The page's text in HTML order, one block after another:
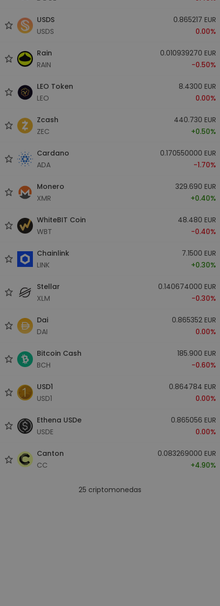
USDS
USDS
0.865217 EUR
0.00%
Rain
RAIN
0.010939270 EUR
-0.50%
LEO Token
LEO
8.4300 EUR
0.00%
Zcash
ZEC
440.730 EUR
+0.50%
Cardano
ADA
0.170550000 EUR
-1.70%
Monero
XMR
329.690 EUR
+0.40%
WhiteBIT Coin
WBT
48.480 EUR
-0.40%
Chainlink
LINK
7.1500 EUR
+0.30%
Stellar
XLM
0.140674000 EUR
-0.30%
Dai
DAI
0.865352 EUR
0.00%
Bitcoin Cash
BCH
185.900 EUR
-0.60%
USD1
USD1
0.864784 EUR
0.00%
Ethena USDe
USDE
0.865056 EUR
0.00%
Canton
CC
0.083269000 EUR
+4.90%
25 criptomonedas